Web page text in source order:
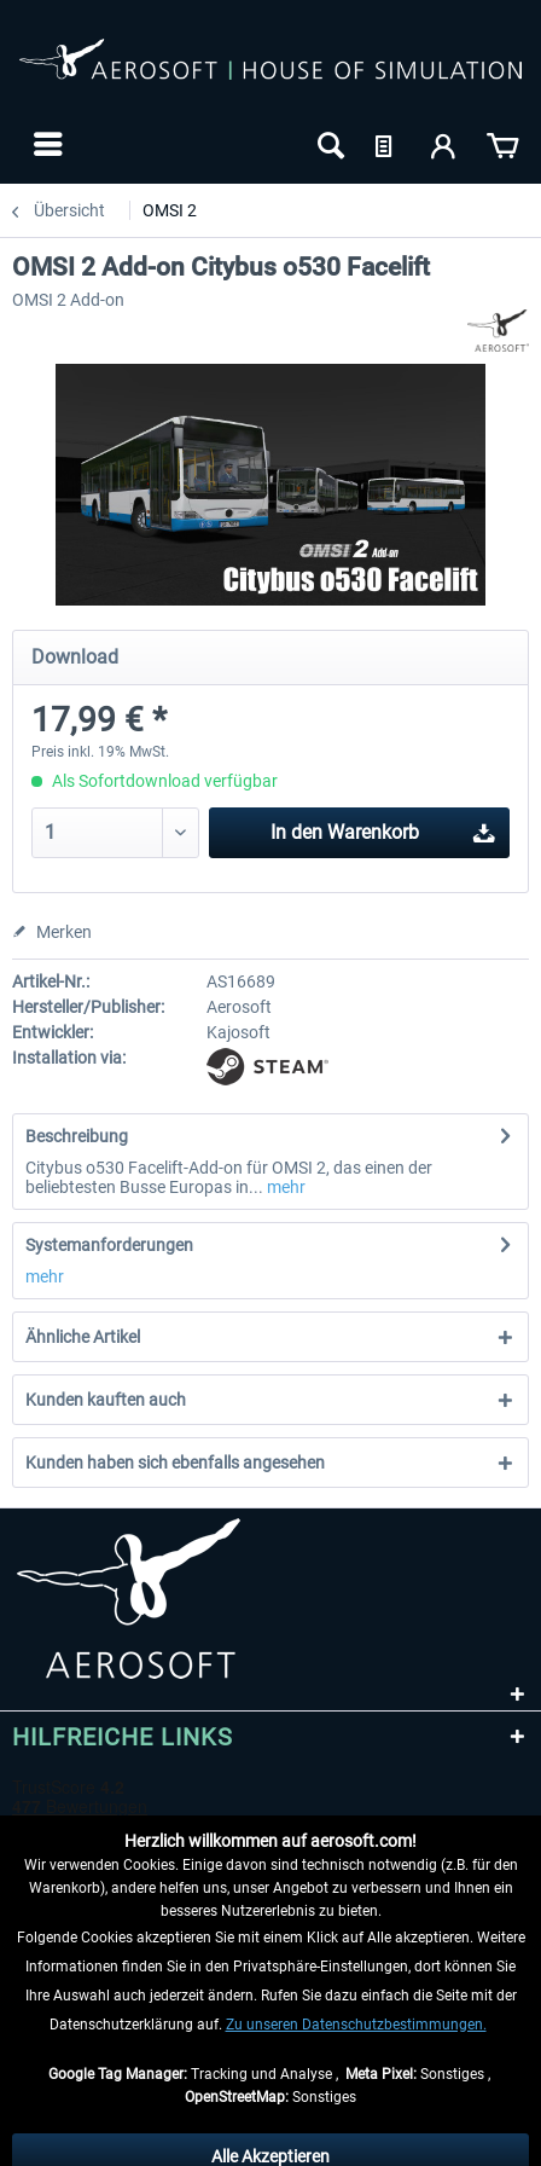
Übersicht OMSI 2
OMSI 2 Add-on Thüringer Wald
29,99 € *
OMSI 2 Add-on Citybus o530
OMSI 2 Add-on Citybus o530 Facelift
OMSI 2 Add-on
Download
17,99 € *
Preis inkl. 19% MwSt.
Als Sofortdownload verfügbar
In den Warenkorb
Merken
Artikel-Nr.:
AS16689
Hersteller/Publisher:
Aerosoft
Entwickler:
Kajosoft
Installation via:
Beschreibung
Citybus o530 Facelift-Add-on für OMSI 2, das einen der
beliebtesten Busse Europas in... mehr
Systemanforderungen
mehr
Ähnliche Artikel
Kunden kauften auch
Kunden haben sich ebenfalls angesehen
HILFREICHE LINKS
VERTRAG WIDERRUFEN
INFORMATIONEN
anders beschrieben.
Herzlich willkommen auf aerosoft.com!
Wir verwenden Cookies. Einige davon sind technisch notwendig (z.B. für den
Warenkorb), andere helfen uns, unser Angebot zu verbessern und Ihnen ein
besseres Nutzererlebnis zu bieten.
Folgende Cookies akzeptieren Sie mit einem Klick auf Alle akzeptieren. Weitere
Informationen finden Sie in den Privatsphäre-Einstellungen, dort können Sie
Ihre Auswahl auch jederzeit ändern. Rufen Sie dazu einfach die Seite mit der
Datenschutzerklärung auf. Zu unseren Datenschutzbestimmungen.
Google Tag Manager:Tracking und Analyse , Meta Pixel:Sonstiges ,
OpenStreetMap: Sonstiges
Alle Akzeptieren